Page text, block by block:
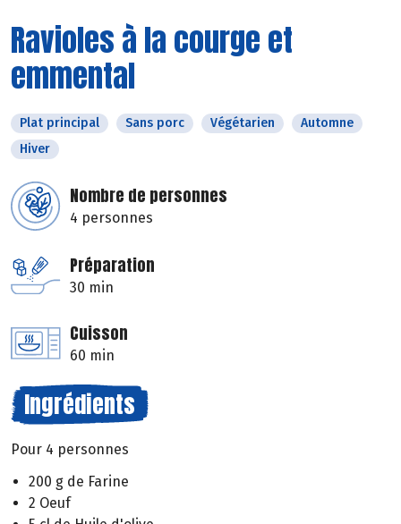
Ravioles à la courge et
emmental
Plat principal Sans porc Végétarien
Automne
Hiver
Nombre de personnes
4 personnes
Préparation
30 min
Cuisson
60 min
Ingrédients
Pour 4 personnes
200 g de Farine
2 Oeuf